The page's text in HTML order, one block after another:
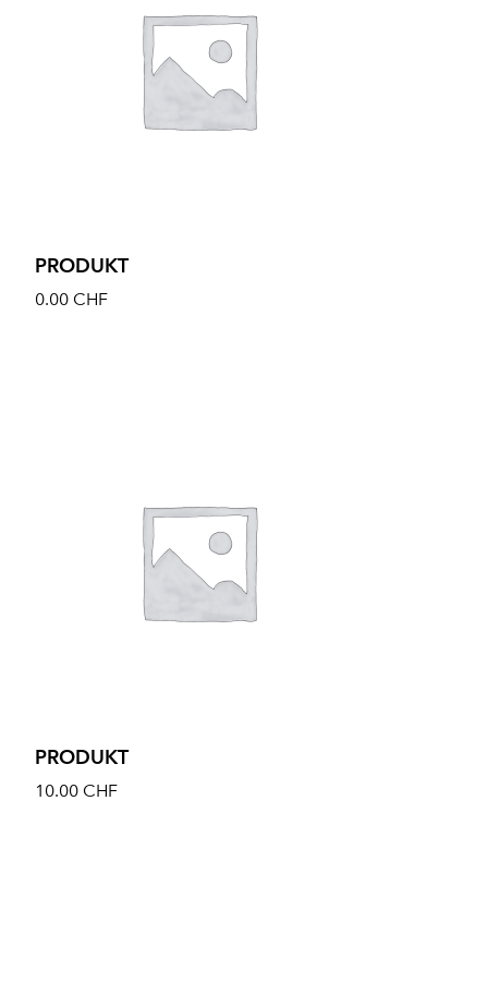
PRODUKT
0.00 CHF
PRODUKT
10.00 CHF